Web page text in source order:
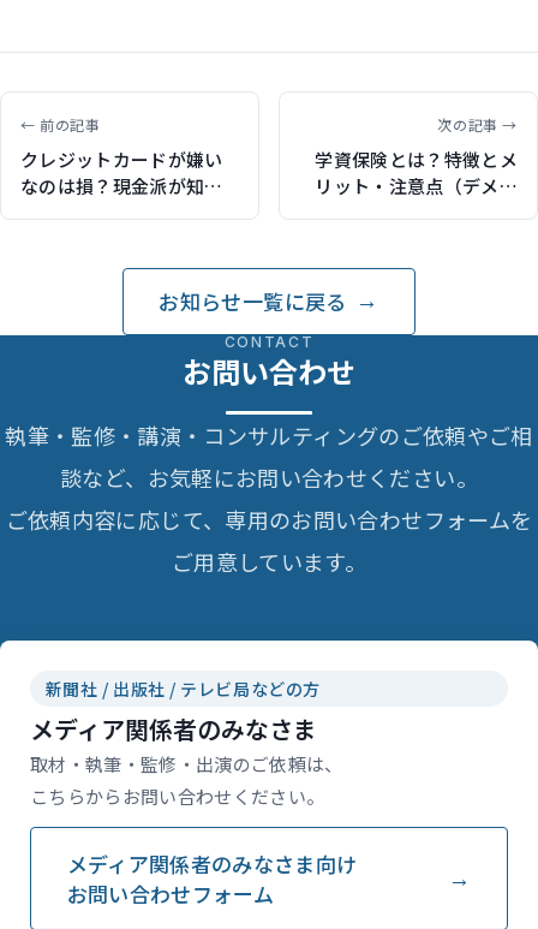
← 前の記事
クレジットカードが嫌い
なのは損？現金派が知る
次の記事 →
学資保険とは？特徴とメ
リット・注意点（デメリ
お知らせ一覧に戻る
CONTACT
お問い合わせ
執筆・監修・講演・コンサルティングのご依頼やご相
談など、お気軽にお問い合わせください。
ご依頼内容に応じて、専用のお問い合わせフォームを
ご用意しています。
新聞社 / 出版社 / テレビ局などの方
メディア関係者のみなさま
取材・執筆・監修・出演のご依頼は、
こちらからお問い合わせください。
メディア関係者のみなさま向け
お問い合わせフォーム